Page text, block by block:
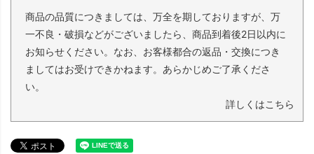
商品の品質につきましては、万全を期しておりますが、万
一不良・破損などがございましたら、商品到着後2日以内に
お知らせください。なお、お客様都合の返品・交換につき
ましてはお受けできかねます。あらかじめご了承くださ
い。
詳しくはこちら